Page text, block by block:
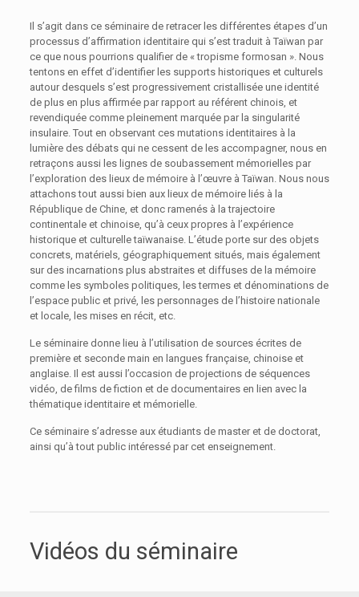
Il s’agit dans ce séminaire de retracer les différentes étapes d’un
processus d’affirmation identitaire qui s’est traduit à Taïwan par
ce que nous pourrions qualifier de « tropisme formosan ». Nous
tentons en effet d’identifier les supports historiques et culturels
autour desquels s’est progressivement cristallisée une identité
de plus en plus affirmée par rapport au référent chinois, et
revendiquée comme pleinement marquée par la singularité
insulaire. Tout en observant ces mutations identitaires à la
lumière des débats qui ne cessent de les accompagner, nous en
retraçons aussi les lignes de soubassement mémorielles par
l’exploration des lieux de mémoire à l’œuvre à Taïwan. Nous nous
attachons tout aussi bien aux lieux de mémoire liés à la
République de Chine, et donc ramenés à la trajectoire
continentale et chinoise, qu’à ceux propres à l’expérience
historique et culturelle taïwanaise. L’étude porte sur des objets
concrets, matériels, géographiquement situés, mais également
sur des incarnations plus abstraites et diffuses de la mémoire
comme les symboles politiques, les termes et dénominations de
l’espace public et privé, les personnages de l’histoire nationale
et locale, les mises en récit, etc.
Le séminaire donne lieu à l’utilisation de sources écrites de
première et seconde main en langues française, chinoise et
anglaise. Il est aussi l’occasion de projections de séquences
vidéo, de films de fiction et de documentaires en lien avec la
thématique identitaire et mémorielle.
Ce séminaire s’adresse aux étudiants de master et de doctorat,
ainsi qu’à tout public intéressé par cet enseignement.
Vidéos du séminaire